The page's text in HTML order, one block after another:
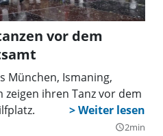
vor dem
München, Ismaning,
ihren Tanz vor dem
query_builder2min